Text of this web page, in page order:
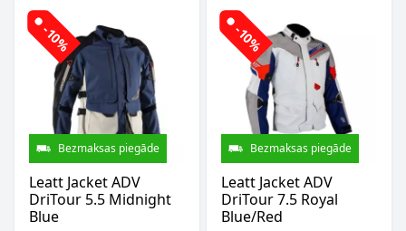
-10%
Bezmaksas piegāde
Leatt Jacket ADV
DriTour 5.5 Midnight
Blue
-10%
Bezmaksas piegāde
Leatt Jacket ADV
DriTour 7.5 Royal
Blue/Red